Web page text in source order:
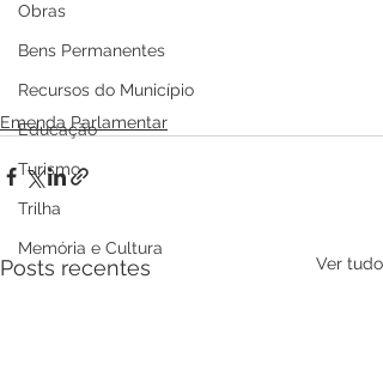
Obras
Bens Permanentes
Recursos do Município
Educação
Turismo
Trilha
Memória e Cultura
Emenda Parlamentar
Posts recentes Ver tudo